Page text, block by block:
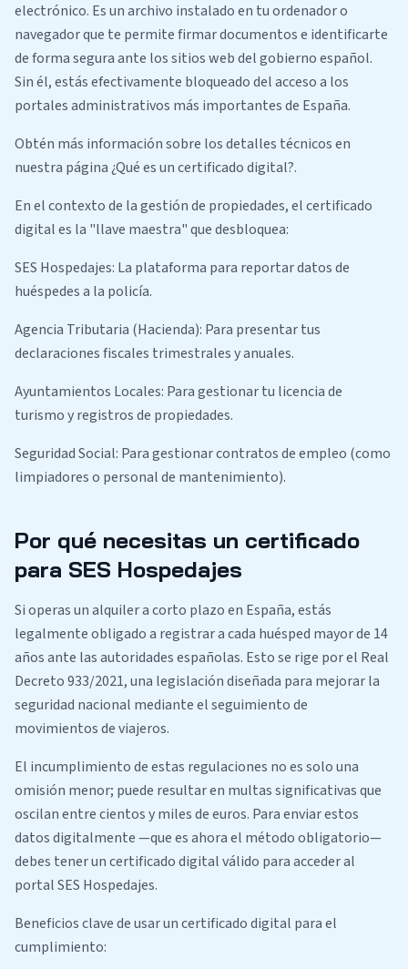
electrónico. Es un archivo instalado en tu ordenador o
navegador que te permite firmar documentos e identificarte
de forma segura ante los sitios web del gobierno español.
Sin él, estás efectivamente bloqueado del acceso a los
portales administrativos más importantes de España.
Obtén más información sobre los detalles técnicos en
nuestra página ¿Qué es un certificado digital?.
En el contexto de la gestión de propiedades, el certificado
digital es la "llave maestra" que desbloquea:
SES Hospedajes: La plataforma para reportar datos de
huéspedes a la policía.
Agencia Tributaria (Hacienda): Para presentar tus
declaraciones fiscales trimestrales y anuales.
Ayuntamientos Locales: Para gestionar tu licencia de
turismo y registros de propiedades.
Seguridad Social: Para gestionar contratos de empleo (como
limpiadores o personal de mantenimiento).
Por qué necesitas un certificado
para SES Hospedajes
Si operas un alquiler a corto plazo en España, estás
legalmente obligado a registrar a cada huésped mayor de 14
años ante las autoridades españolas. Esto se rige por el Real
Decreto 933/2021, una legislación diseñada para mejorar la
seguridad nacional mediante el seguimiento de
movimientos de viajeros.
El incumplimiento de estas regulaciones no es solo una
omisión menor; puede resultar en multas significativas que
oscilan entre cientos y miles de euros. Para enviar estos
datos digitalmente —que es ahora el método obligatorio—
debes tener un certificado digital válido para acceder al
portal SES Hospedajes.
Beneficios clave de usar un certificado digital para el
cumplimiento: